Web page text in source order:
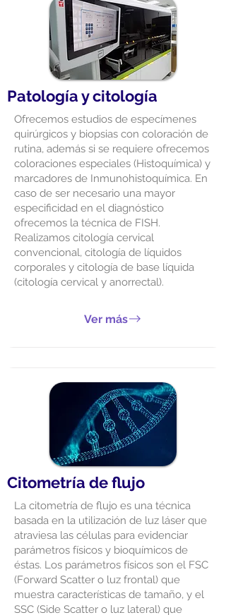
Patología y citología
Ofrecemos estudios de especímenes
quirúrgicos y biopsias con coloración de
rutina, además si se requiere ofrecemos
coloraciones especiales (Histoquímica) y
marcadores de Inmunohistoquímica. En
caso de ser necesario una mayor
especificidad en el diagnóstico
ofrecemos la técnica de FISH.
Realizamos citología cervical
convencional, citología de líquidos
corporales y citología de base líquida
(citología cervical y anorrectal).
Ver más
Citometría de flujo
La citometría de flujo es una técnica
basada en la utilización de luz láser que
atraviesa las células para evidenciar
parámetros físicos y bioquímicos de
éstas. Los parámetros físicos son el FSC
(Forward Scatter o luz frontal) que
muestra características de tamaño, y el
SSC (Side Scatter o luz lateral) que